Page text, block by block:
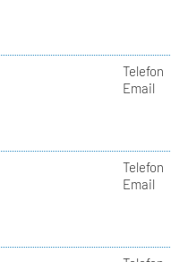
Telefon
Email
Telefon
Email